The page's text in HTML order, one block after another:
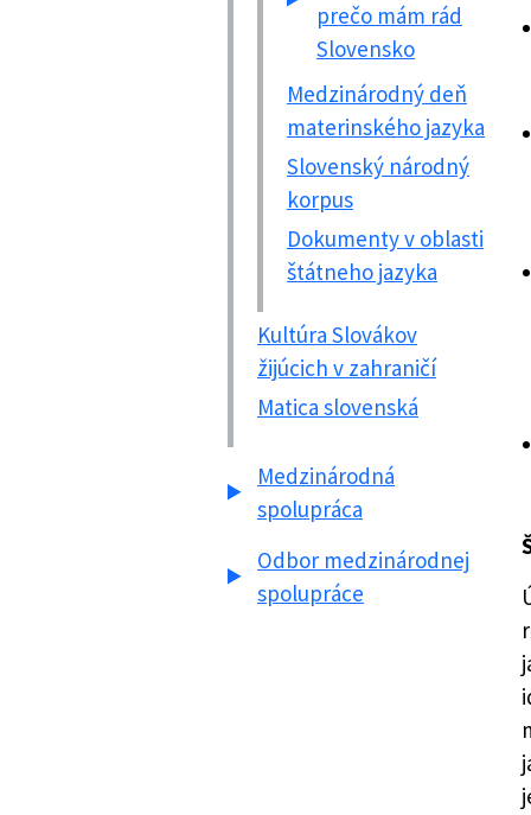
prečo mám rád
Slovensko
Medzinárodný deň
materinského jazyka
Slovenský národný
korpus
Dokumenty v oblasti
štátneho jazyka
Kultúra Slovákov
žijúcich v zahraničí
Matica slovenská
Medzinárodná
spolupráca
Odbor medzinárodnej
spolupráce